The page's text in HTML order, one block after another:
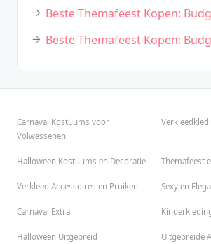
Beste Themafeest Kopen:
Beste Themafeest Kopen:
Carnaval Kostuums voor
Volwassenen
Halloween Kostuums en Decoratie Themafeest
Verkleed Accessoires en Pruiken Sexy en
Carnaval Extra
Halloween Uitgebreid Uitgebreide